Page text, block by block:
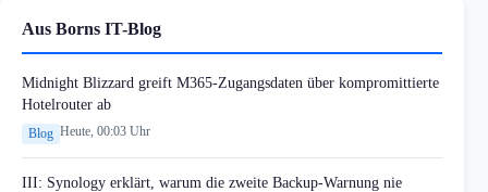
Aus Borns IT-Blog
Midnight Blizzard greift M365-Zugangsdaten über kompromittierte
Hotelrouter ab
Blog Heute, 00:03 Uhr
III: Synology erklärt, warum die zweite Backup-Warnung nie